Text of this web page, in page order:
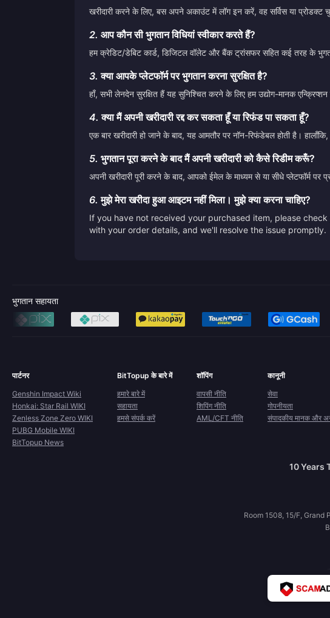
खरीदारी करने के लिए, बस अपने अकाउंट में लॉग इन करें, वह सर्विस या
2. आप कौन सी भुगतान विधियां स्वीकार करते हैं?
हम क्रेडिट/डेबिट कार्ड, डिजिटल वॉलेट और बैंक ट्रांसफर सहित कई तरह के
3. क्या आपके प्लेटफॉर्म पर भुगतान करना सुरक्षित है?
हाँ, सभी लेनदेन सुरक्षित हैं यह सुनिश्चित करने के लिए हम उद्योग-मानक
4. क्या मैं अपनी खरीदारी रद्द कर सकता हूँ या रिफंड पा सकता हूँ?
एक बार खरीदारी हो जाने के बाद, यह आमतौर पर नॉन-रिफंडेबल होती है।
5. भुगतान पूरा करने के बाद मैं अपनी खरीदारी को कैसे रिडीम करूँ?
अपनी खरीदारी पूरी करने के बाद, आपको ईमेल के माध्यम से या सीधे प्लेटफॉर्म पर
6. मुझे मेरा खरीदा हुआ आइटम नहीं मिला। मुझे क्या करना चाहिए?
If you have not received your purchased item, please
with your order details, and we'll resolve the issue promptly.
भुगतान सहायता
पार्टनर
Genshin Impact Wiki
Honkai: Star Rail WIKI
Zenless Zone Zero WIKI
PUBG Mobile WIKI
BitTopup News
BitTopup के बारे में
हमारे बारे में
सहायता
हमसे संपर्क करें
शॉपिंग
वापसी नीति
शिपिंग नीति
AML/CFT नीति
कानूनी
सेवा
गोपनीयता
संपादकीय मानक और
10 Years
Room 1508, 15/F, Grand